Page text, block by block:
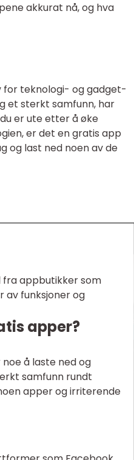
akkurat nå, og hva
for teknologi- og gadget-
et sterkt samfunn, har
er ute etter å øke
er det en gratis app
og last ned noen av de
fra appbutikker som
av funksjoner og
apper?
å laste ned og
samfunn rundt
apper og irriterende